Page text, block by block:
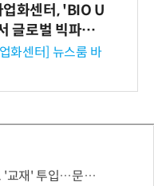
화센터, 'BIO U
글로벌 빅파마
스 미팅 지원…K
진출 교두보 확
화센터] 뉴스룸 바
전공책에 강의영상까지